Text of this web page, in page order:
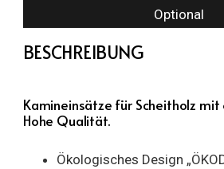
Optional
BESCHREIBUNG
Kamineinsätze für Scheitholz
Hohe Qualität.
Ökologisches Design